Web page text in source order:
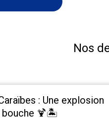
Nos
: Une explosion
bouche 🍹🏝️